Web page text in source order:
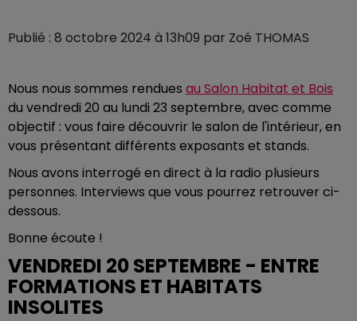
Publié : 8 octobre 2024 à 13h09 par Zoé THOMAS
Nous nous sommes rendues au Salon Habitat et Bois
du vendredi 20 au lundi 23 septembre, avec comme
objectif : vous faire découvrir le salon de l'intérieur, en
vous présentant différents exposants et stands.
Nous avons interrogé en direct à la radio plusieurs
personnes. Interviews que vous pourrez retrouver ci-
dessous.
Bonne écoute !
VENDREDI 20 SEPTEMBRE - ENTRE
FORMATIONS ET HABITATS
INSOLITES